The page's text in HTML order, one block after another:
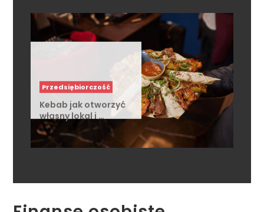
Przedsiębiorczość
Kebab jak otworzyć
własny lokal i …